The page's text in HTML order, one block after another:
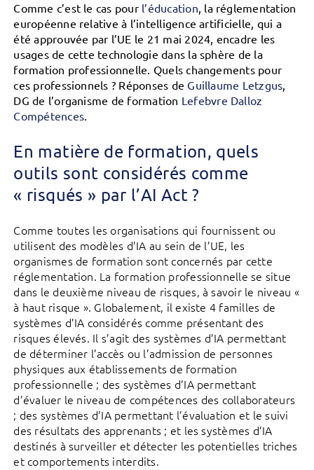
Comme c’est le cas pour l’éducation, la réglementation
européenne relative à l’intelligence artificielle, qui a
été approuvée par l’UE le 21 mai 2024, encadre les
usages de cette technologie dans la sphère de la
formation professionnelle. Quels changements pour
ces professionnels ? Réponses de Guillaume Letzgus,
DG de l’organisme de formation Lefebvre Dalloz
Compétences.
En matière de formation, quels
outils sont considérés comme
« risqués » par l’AI Act ?
Comme toutes les organisations qui fournissent ou
utilisent des modèles d’IA au sein de l’UE, les
organismes de formation sont concernés par cette
réglementation. La formation professionnelle se situe
dans le deuxième niveau de risques, à savoir le niveau «
à haut risque ». Globalement, il existe 4 familles de
systèmes d’IA considérés comme présentant des
risques élevés. Il s’agit des systèmes d’IA permettant
de déterminer l’accès ou l’admission de personnes
physiques aux établissements de formation
professionnelle ; des systèmes d’IA permettant
d’évaluer le niveau de compétences des collaborateurs
; des systèmes d’IA permettant l’évaluation et le suivi
des résultats des apprenants ; et les systèmes d’IA
destinés à surveiller et détecter les potentielles triches
et comportements interdits.